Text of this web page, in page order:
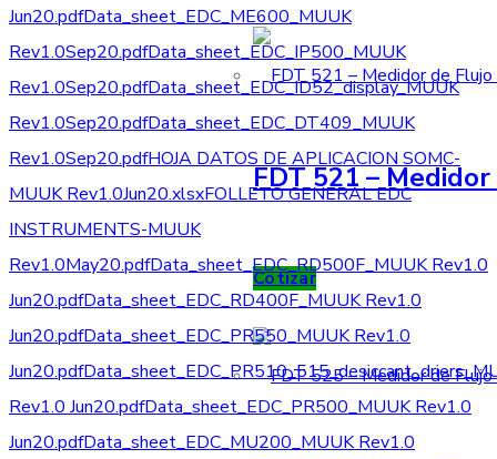
FDT 521 –
Cotizar
Jun20.pdfData_sheet_EDC_ME600_MUUK
Rev1.0Sep20.pdfData_sheet_EDC_IP500_MUUK
Rev1.0Sep20.pdfData_sheet_EDC_ID52_display_MUUK
Rev1.0Sep20.pdfData_sheet_EDC_DT409_MUUK
Rev1.0Sep20.pdfHOJA DATOS DE APLICACION SOMC-
MUUK Rev1.0Jun20.xlsxFOLLETO GENERAL EDC
INSTRUMENTS-MUUK
Rev1.0May20.pdfData_sheet_EDC_RD500F_MUUK Rev1.0
Jun20.pdfData_sheet_EDC_RD400F_MUUK Rev1.0
Jun20.pdfData_sheet_EDC_PR550_MUUK Rev1.0
Jun20.pdf
Rev1.0 Jun20.pdfData_sheet_EDC_PR500_MUUK Rev1.0
Jun20.pdfData_sheet_EDC_MU200_MUUK Rev1.0